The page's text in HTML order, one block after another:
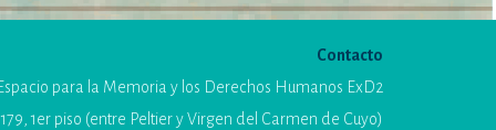
Contacto
Espacio para la Memoria y los Derechos Humanos ExD2
1er piso (entre Peltier y Virgen del Carmen de Cuyo)